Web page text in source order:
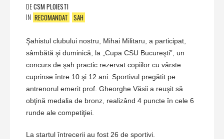
DECSM PLOIESTI
IN RECOMANDAT SAH
Şahistul clubului nostru, Mihai Militaru, a participat,
sâmbătă şi duminică, la „Cupa CSU Bucureşti”, un
concurs de şah practic rezervat copiilor cu vârste
cuprinse între 10 şi 12 ani. Sportivul pregătit pe
antrenorul emerit prof. Gheorghe Văsii a reuşit să
obţină medalia de bronz, realizând 4 puncte în cele 6
runde ale competiţiei.
La startul întrecerii au fost 26 de sportivi.